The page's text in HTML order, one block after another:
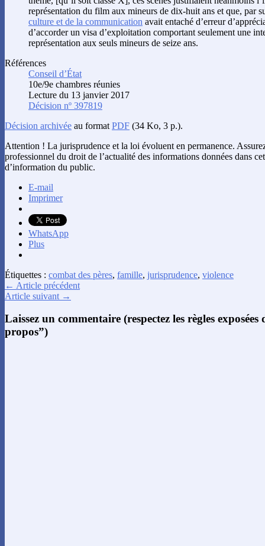
représentation du film aux mineurs de dix-huit ans et que, par
culture et de la communication avait entaché d’erreur
d’accorder un visa d’exploitation comportant seulement une
représentation aux seuls mineurs de seize ans.
Références
Conseil d’État
10e/9e chambres réunies
Lecture du 13 janvier 2017
Décision nº 397819
Décision archivée au format PDF (34 Ko, 3 p.).
Attention ! La jurisprudence et la loi évoluent en permanence.
professionnel du droit de l’actualité des informations données dans
d’information du public.
E-mail
Imprimer
WhatsApp
Plus
Étiquettes : combat des pères, famille, jurisprudence, violence
← Article précédent
Article suivant →
Laissez un commentaire (respectez les règles
propos”)